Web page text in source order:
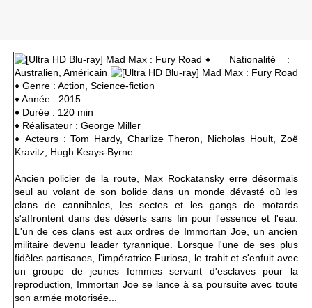
♦ Nationalité :
Australien, Américain
♦ Genre : Action, Science-fiction
♦ Année : 2015
♦ Durée : 120 min
♦ Réalisateur : George Miller
♦ Acteurs : Tom Hardy, Charlize Theron, Nicholas Hoult, Zoë
Kravitz, Hugh Keays-Byrne
Ancien policier de la route, Max Rockatansky erre désormais
seul au volant de son bolide dans un monde dévasté où les
clans de cannibales, les sectes et les gangs de motards
s'affrontent dans des déserts sans fin pour l'essence et l'eau.
L'un de ces clans est aux ordres de Immortan Joe, un ancien
militaire devenu leader tyrannique. Lorsque l'une de ses plus
fidèles partisanes, l'impératrice Furiosa, le trahit et s'enfuit avec
un groupe de jeunes femmes servant d'esclaves pour la
reproduction, Immortan Joe se lance à sa poursuite avec toute
son armée motorisée...